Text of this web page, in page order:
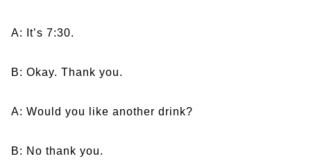
A: It’s 7:30.
B: Okay. Thank you.
A: Would you like another drink?
B: No thank you.